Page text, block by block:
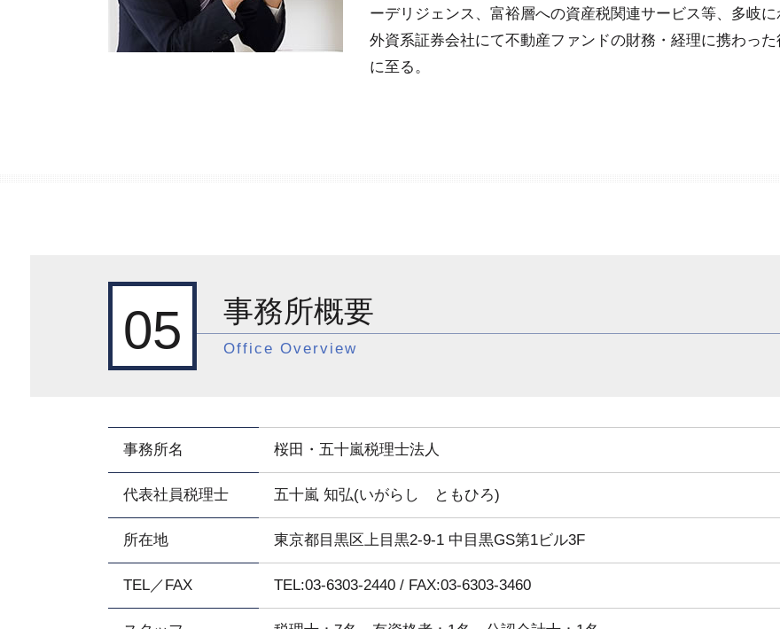
ーデリジェンス、富裕層への資産税関連サービス等、多岐に
外資系証券会社にて不動産ファンドの財務・経理に携わっ
に至る。
05 事務所概要
Office Overview
事務所名 桜田・五十嵐税理士法人
代表社員税理士 五十嵐 知弘(いがらし ともひろ)
所在地 東京都目黒区上目黒2-9-1 中目黒GS第1ビル3F
TEL／FAX TEL:03-6303-2440 / FAX:03-6303-3460